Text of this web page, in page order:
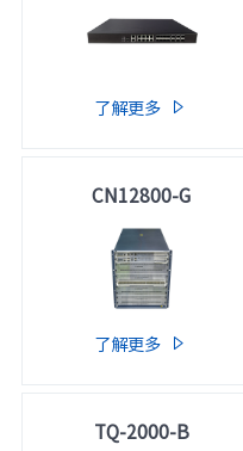
了解更多 
CN12800-G
了解更多 
TQ-2000-B